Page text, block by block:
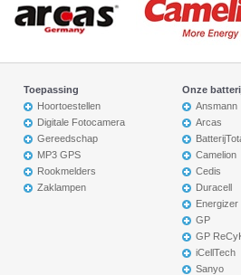
Toepassing
Hoortoestellen
Digitale Fotocamera
Gereedschap
MP3 GPS
Rookmelders
Zaklampen
Onze
Ansmann
Arcas
Camelion
Cedis
Duracell
Energizer
GP
GP
iCellTech
Sanyo